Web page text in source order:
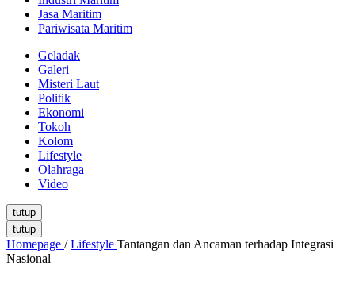
Jasa Maritim
Pariwisata Maritim
Geladak
Galeri
Misteri Laut
Politik
Ekonomi
Tokoh
Kolom
Lifestyle
Olahraga
Video
tutup
tutup
Homepage / Lifestyle Tantangan dan Ancaman terhadap Integrasi
Nasional